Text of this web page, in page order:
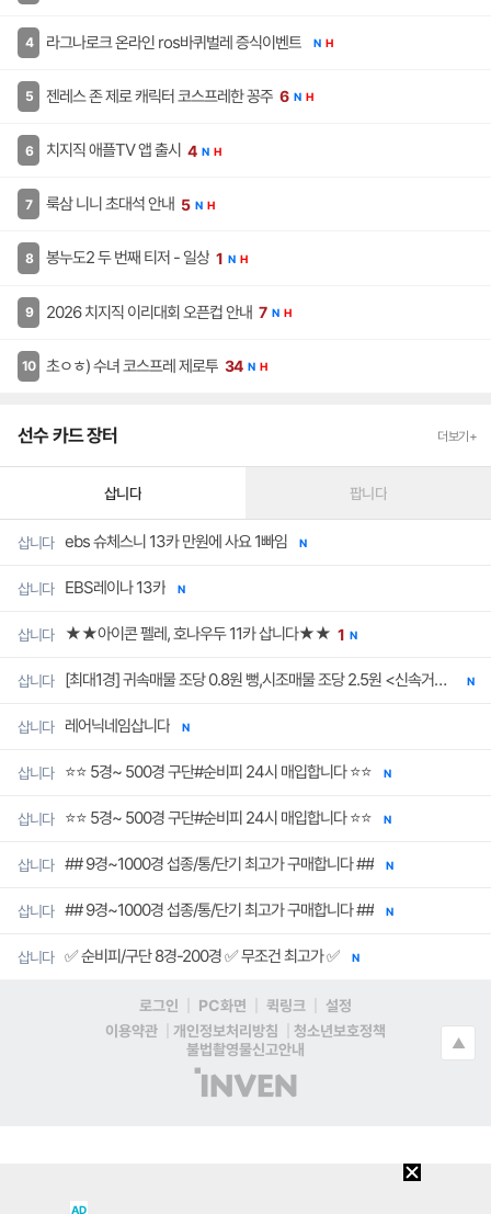
라그나로크 온라인 ros바퀴벌레 증식이벤트 N H
젠레스 존 제로 캐릭터 코스프레한 꽁주 6 N H
치지직 애플TV 앱 출시 4 N H
룩삼 니니 초대석 안내 5 N H
봉누도2 두 번째 티저 - 일상 1 N H
2026 치지직 이리대회 오픈컵 안내 7 N H
초ㅇㅎ) 수녀 코스프레 제로투 34 N H
선수 카드 장터 더보기+
삽니다 팝니다
삽니다 ebs 슈체스니 13카 만원에 사요 1빠임 N
삽니다 EBS레이나 13카 N
삽니다 ★★아이콘 펠레, 호나우두 11카 삽니다★★ 1 N
삽니다 [최대1경] 귀속매물 조당 0.8원 뻥,시조매물 조당 2.5원 <신속거래> N
삽니다 레어닉네임삽니다 N
삽니다 ⭐⭐ 5경~ 500경 구단#순비피 24시 매입합니다 ⭐⭐ N
삽니다 ⭐⭐ 5경~ 500경 구단#순비피 24시 매입합니다 ⭐⭐ N
삽니다 ## 9경~1000경 섭종/통/단기 최고가 구매합니다 ## N
삽니다 ## 9경~1000경 섭종/통/단기 최고가 구매합니다 ## N
삽니다 ✅ 순비피/구단 8경-200경 ✅ 무조건 최고가 ✅ N
로그인 PC화면 퀵링크
설정
이용약관
개인정보처리방침
청소년보호정책
불법촬영물신고안내
(주)
인
▲
AD